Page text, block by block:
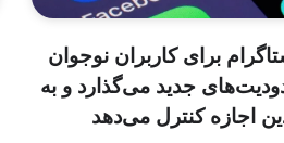
برای کاربران نوجوان
جدید می‌گذارد و به
اجازه کنترل می‌دهد